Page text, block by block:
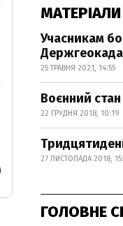
Учасникам
25 ТРАВНЯ 2021, 14:55
Воєнний
22 ГРУДНЯ 2018, 10:19
27 ЛИСТОПАДА 2018,
ГОЛОВНЕ